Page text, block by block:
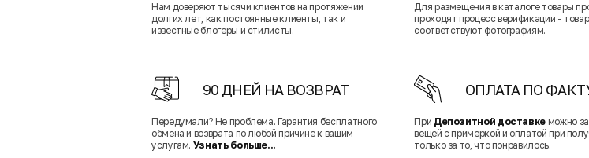
Нам доверяют тысячи клиентов на протяжении
долгих лет, как постоянные клиенты, так и
известные блогеры и стилисты.
Для размещения в каталоге товары
проходят процесс верификации -
соответствуют фотографиям.
90 ДНЕЙ НА ВОЗВРАТ
Передумали? Не проблема. Гарантия бесплатного
обмена и возврата по любой причине к вашим
услугам. Узнать больше...
ОПЛАТА ПО
При Депозитной доставке можно
вещей с примеркой и оплатой при
только за то, что понравилось.